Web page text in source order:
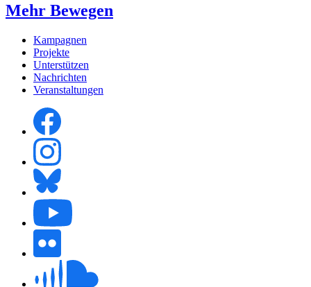
Mehr Bewegen
Kampagnen
Projekte
Unterstützen
Nachrichten
Veranstaltungen